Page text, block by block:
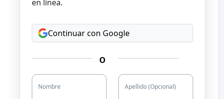
en línea.
Continuar con Google
O
Nombre Apellido (Opcional)